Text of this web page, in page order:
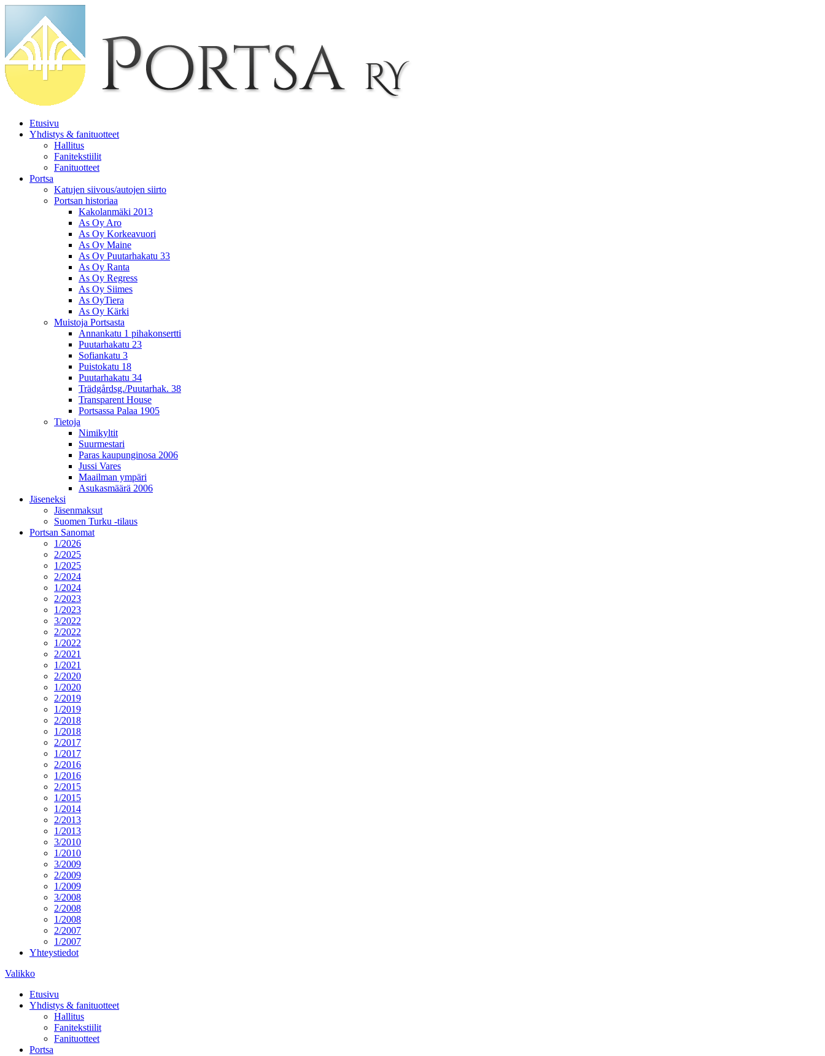
Etusivu
Yhdistys & fanituotteet
Hallitus
Fanitekstiilit
Fanituotteet
Portsa
Katujen siivous/autojen siirto
Portsan historiaa
Kakolanmäki 2013
As Oy Aro
As Oy Korkeavuori
As Oy Maine
As Oy Puutarhakatu 33
As Oy Ranta
As Oy Regress
As Oy Siimes
As OyTiera
As Oy Kärki
Muistoja Portsasta
Annankatu 1 pihakonsertti
Puutarhakatu 23
Sofiankatu 3
Puistokatu 18
Puutarhakatu 34
Trädgårdsg./Puutarhak. 38
Transparent House
Portsassa Palaa 1905
Tietoja
Nimikyltit
Suurmestari
Paras kaupunginosa 2006
Jussi Vares
Maailman ympäri
Asukasmäärä 2006
Jäseneksi
Jäsenmaksut
Suomen Turku -tilaus
Portsan Sanomat
1/2026
2/2025
1/2025
2/2024
1/2024
2/2023
1/2023
3/2022
2/2022
1/2022
2/2021
1/2021
2/2020
1/2020
2/2019
1/2019
2/2018
1/2018
2/2017
1/2017
2/2016
1/2016
2/2015
1/2015
1/2014
2/2013
1/2013
3/2010
1/2010
3/2009
2/2009
1/2009
3/2008
2/2008
1/2008
2/2007
1/2007
Yhteystiedot
Valikko
Etusivu
Yhdistys & fanituotteet
Hallitus
Fanitekstiilit
Fanituotteet
Portsa